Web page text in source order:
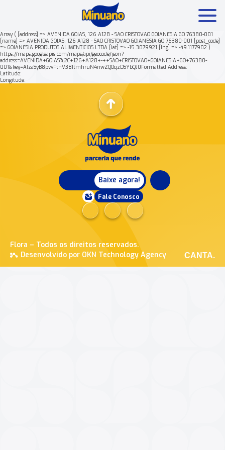
Array ( [address] => AVENIDA GOIAS, 126 A128 - SAO CRISTOVAO GOIANESIA GO 76380-001
[name] => AVENIDA GOIAS, 126 A128 - SAO CRISTOVAO GOIANESIA GO 76380-001 [post_code]
=> GOIANESIA PRODUTOS ALIMENTICIOS LTDA [lat] => -15.3079921 [lng] => -49.1177902 )
https://maps.googleapis.com/maps/api/geocode/json?
address=AVENIDA+GOIAS%2C+126+A128+-++SAO+CRISTOVAO+GOIANESIA+GO+76380-
001&key=AIzaSyB8pvvFtnV38ItmhruN4nwZQOqzDSYbQJ0Formatted Address:
Latitude:
Longitude:
Baixe agora!
Fale Conosco
Flora – Todos os direitos reservados.
Desenvolvido por OKN Technology Agency
CANTA.
Mais buscados: Produtos Minuano Rende +
Nossa história